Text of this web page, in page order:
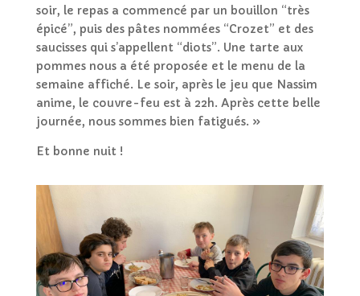
soir, le repas a commencé par un bouillon “très
épicé”, puis des pâtes nommées “Crozet” et des
saucisses qui s’appellent “diots”. Une tarte aux
pommes nous a été proposée et le menu de la
semaine affiché. Le soir, après le jeu que Nassim
anime, le couvre-feu est à 22h. Après cette belle
journée, nous sommes bien fatigués. »
Et bonne nuit !